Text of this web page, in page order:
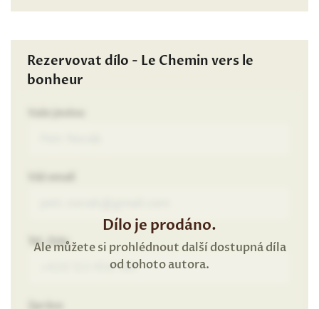
Rezervovat dílo - Le Chemin vers le
bonheur
Tel. číslo
Dílo je prodáno.
Ale můžete si prohlédnout další dostupná díla
od tohoto autora.